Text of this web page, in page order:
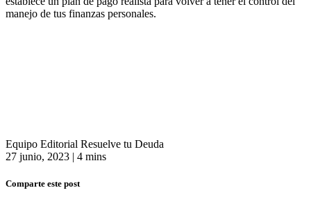
manejo de tus finanzas personales.
Equipo Editorial Resuelve tu Deuda
27 junio, 2023 | 4 mins
Comparte este post